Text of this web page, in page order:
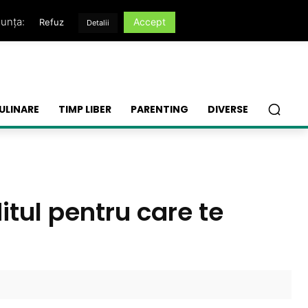
TIMP LIBER PARENTING DIVERSE
pentru care te
Refuz Detalii Accept